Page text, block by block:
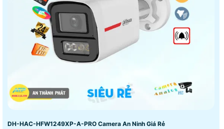
DH-HAC-HFW1249XP-A-PRO Camera An Ninh Giá Rẻ